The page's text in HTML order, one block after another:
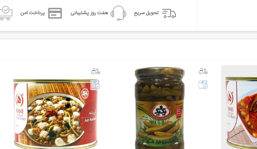
تحویل سریع هفت روز پشتیبانی پرداخت امن